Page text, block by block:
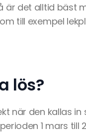
är det alltid bäst
till exempel
lös?
när den kallas
1 mars till